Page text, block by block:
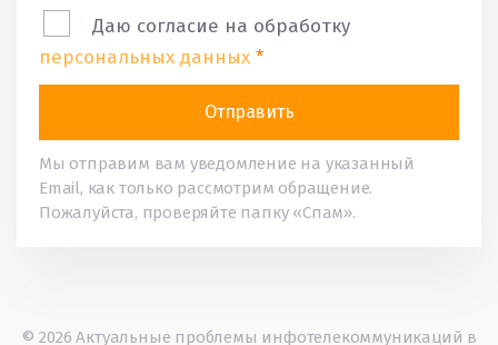
Даю согласие на обработку
персональных данных *
Мы отправим вам уведомление на указанный
Email, как только рассмотрим обращение.
Пожалуйста, проверяйте папку «Спам».
© 2026 Актуальные проблемы инфотелекоммуникаций в